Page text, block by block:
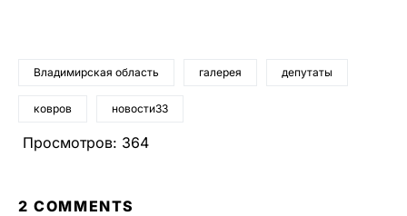
Владимирская область галерея депутаты
ковров новости33
Просмотров: 364
2 COMMENTS